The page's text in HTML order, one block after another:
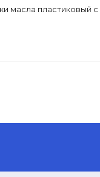
масла пластиковый